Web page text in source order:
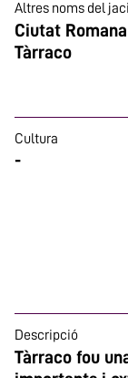
Altres noms del
Ciutat
Tàrraco
Cultura
-
Descripció
Tàrraco fou